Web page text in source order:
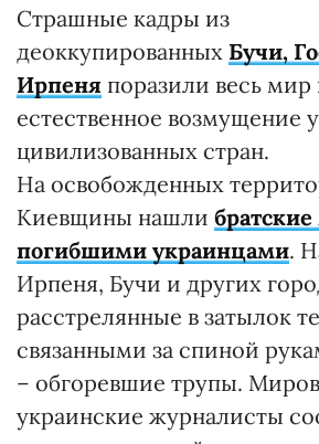
Страшные кадры из
деоккупированных Бучи,
Ирпеня поразили весь мир
естественное возмущение
цивилизованных стран.
На освобожденных
Киевщины нашли
погибшими украинцами.
Ирпеня, Бучи и других
расстрелянные в затылок
связанными за спиной
– обгоревшие трупы.
украинские журналисты